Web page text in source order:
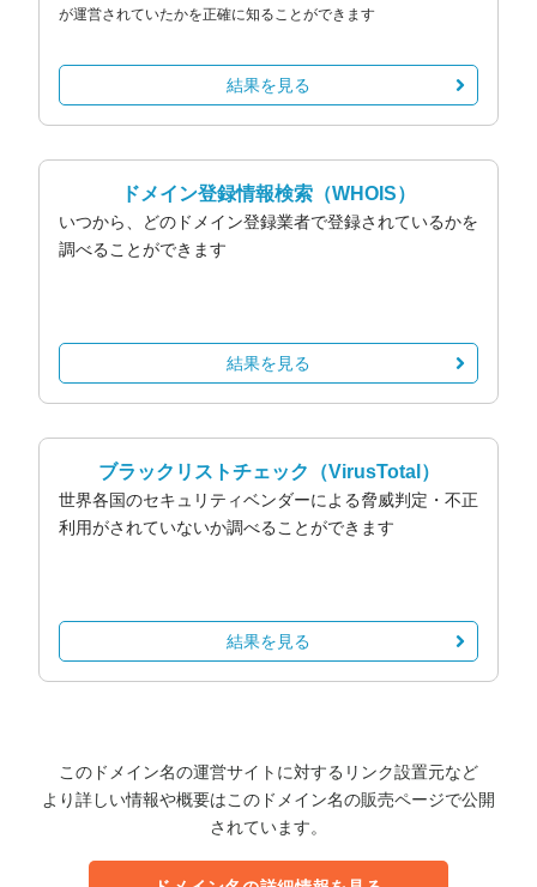
が運営されていたかを正確に知ることができます
結果を見る
ドメイン登録情報検索 （WHOIS）
いつから、どのドメイン登録業者で登録されているかを
調べることができます
結果を見る
ブラックリストチェック （VirusTotal）
世界各国のセキュリティベンダーによる脅威判定・不正
利用がされていないか調べることができます
結果を見る
このドメイン名の運営サイトに対するリンク設置元など
より詳しい情報や概要はこのドメイン名の販売ページで公開
されています。